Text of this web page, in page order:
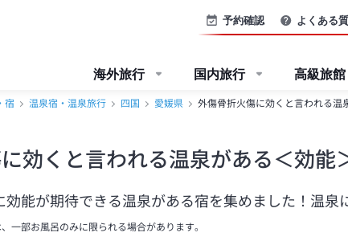
予約確認 よくある
海外旅行 国内旅行 高級旅
宿 温泉宿・温泉旅行 四国 愛媛県 外傷骨折火傷に効くと言われる温
効くと言われる温泉がある＜効能
能が期待できる温泉がある宿を集めました！温泉
一部お風呂のみに限られる場合があります。